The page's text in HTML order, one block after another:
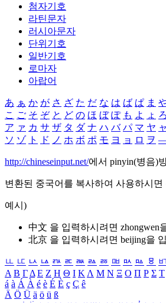
첨자기호
라틴문자
러시아문자
단위기호
일반기호
로마자
아랍어
あ ぁ か が さ ざ た だ な は ば ぱ ま
こ ご そ ぞ と ど の ほ ぼ ぽ も よ ょ ろ
ア ァ カ サ ザ タ ダ ナ ハ バ パ マ ヤ ャ
ソ ゾ ト ド ノ ホ ボ ポ モ ヨ ョ ロ ヲ
http://chineseinput.net/에서 pinyin(병음)
변환된 중국어를 복사하여 사용하시면
예시)
中文 을 입력하시려면 zhongwen
北京 을 입력하시려면 beijing을
ㅥ ㅦ ㅧ ㅨ ㅩ ㅪ ㅫ ㅬ ㅭ ㅮ ㅯ ㅰ ㅱ ㅲ
Α Β ΓΔ Ε Ζ Η Θ Ι ΚΛ Μ Ν Ξ Ο Π Ρ Σ Τ
á à Á À é è É È ç Ç ê
Ä Ö Ü ä ö ü ß